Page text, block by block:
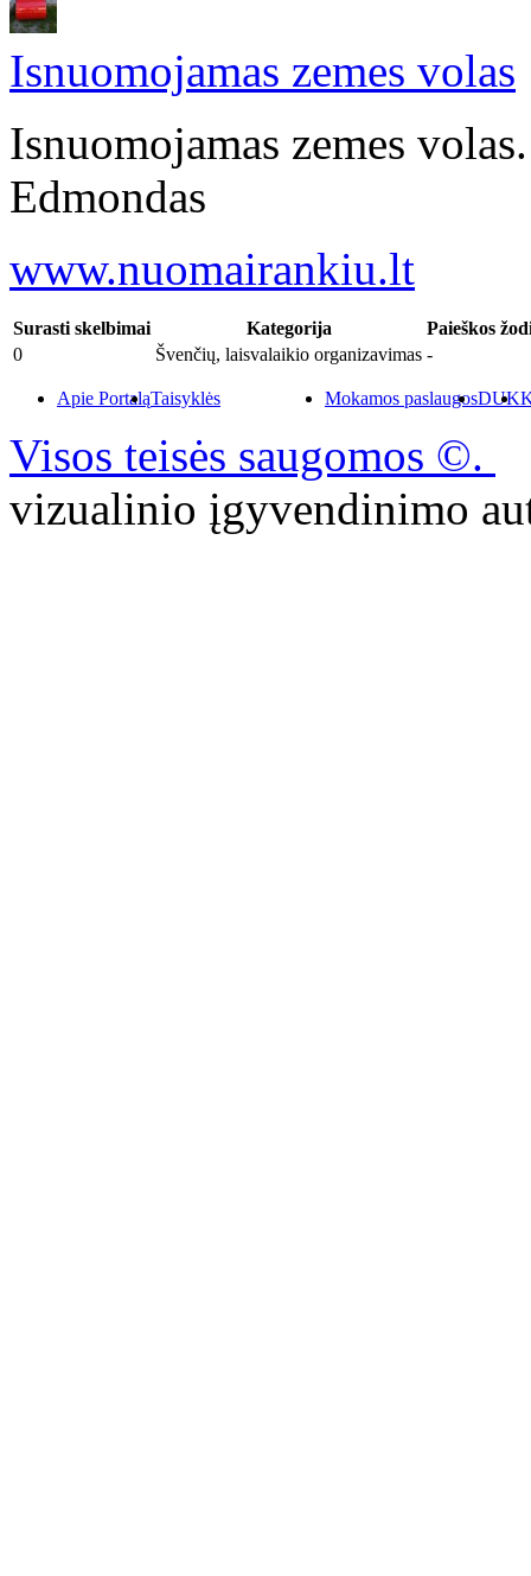
Isnuomojamas zemes volas
Isnuomojamas zemes
Edmondas
www.nuomairankiu.lt
Surasti skelbimai Kategorija
Paieškos
0
Švenčių, laisvalaikio organizavimas -
Apie PortaląTaisyklės Mokamos paslaugosDUK
Visos teisės saugomos ©.
vizualinio įgyvendinimo